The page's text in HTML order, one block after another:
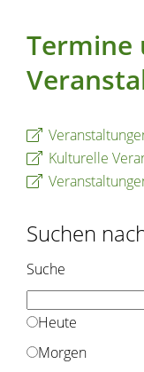
Termine
Kulturelle
Suchen
Suche
Heute
Morgen